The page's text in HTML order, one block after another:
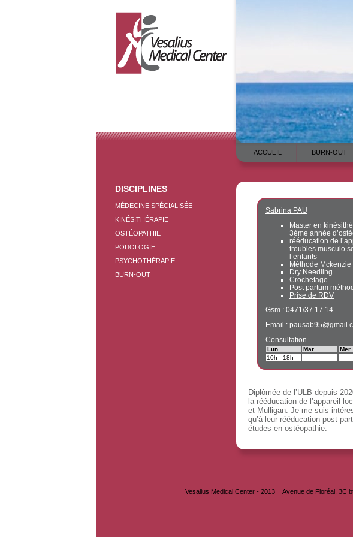
ACCUEIL BURN-OUT
DISCIPLINES
MÉDECINE SPÉCIALISÉE
KINÉSITHÉRAPIE
OSTÉOPATHIE
PODOLOGIE
PSYCHOTHÉRAPIE
BURN-OUT
Sabrina PAU
Master en
3ème année
rééducation de
troubles musculo
l’enfants
Méthode
Dry Needling
Crochetage
Post partum
Prise de RDV
Gsm : 0471/37.17.14
Email :
Consultation
Lun. Mar. Mer.
10h - 18h
Diplômée de l’ULB depuis
la rééducation de l’appareil
et Mulligan. Je me suis
qu’à leur rééducation post
études en ostéopathie.
Vesalius Medical Center - 2013 Avenue de Floréal, 3C